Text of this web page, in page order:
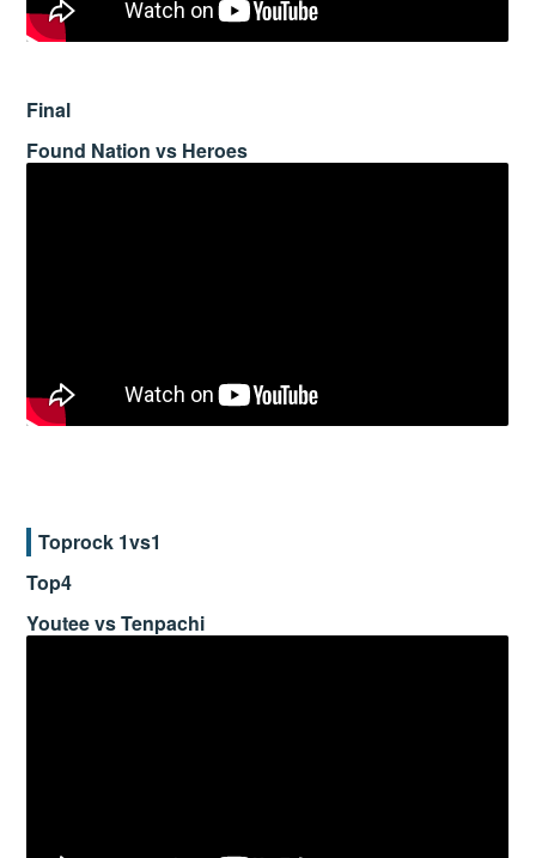
Final
Found Nation vs Heroes
Toprock 1vs1
Top4
Youtee vs Tenpachi